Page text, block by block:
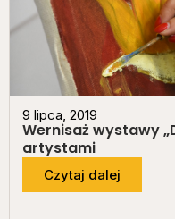
9 lipca, 2019
Wernisaż wystawy
artystami
Czytaj dalej